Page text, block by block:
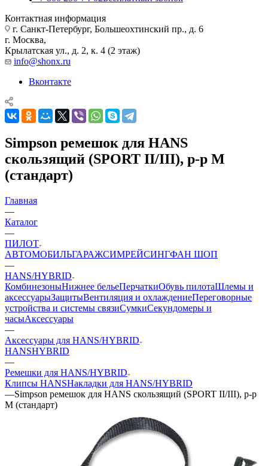
Контактная информация
г. Санкт-Петербург, Большеохтинский пр., д. 6
г. Москва,
Крылатская ул., д. 2, к. 4 (2 этаж)
info@shonx.ru
Вконтакте
Simpson ремешок для HANS
скользящий (SPORT II/III), р-р M
(стандарт)
Главная
—
Каталог
—
ПИЛОТ
АВТОМОБИЛЬГАРАЖСИМРЕЙСИНГФАН ШОП
—
HANS/HYBRID
КомбинезоныНижнее бельеПерчаткиОбувь пилотаШлемы и
аксессуарыЗащитыВентиляция и охлаждениеПереговорные
устройства и системы связиСумкиСекундомеры и
часыАксессуары
—
Аксессуары для HANS/HYBRID
HANSHYBRID
—
Ремешки для HANS/HYBRID
Клипсы HANSНакладки для HANS/HYBRID
—Simpson ремешок для HANS скользящий (SPORT II/III), р-р
M (стандарт)